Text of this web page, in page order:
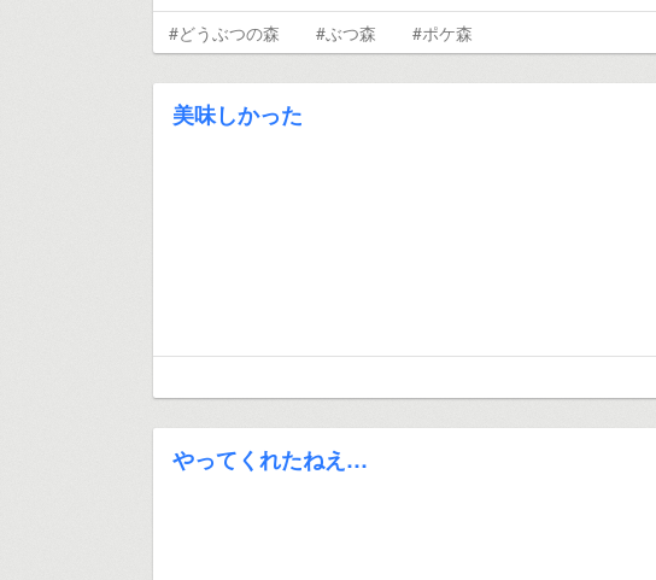
#どうぶつの森 #ぶつ森 #ポケ森
美味しかった
やってくれたねえ…